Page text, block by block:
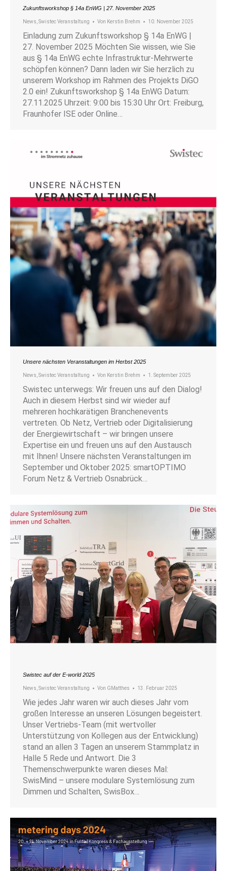
Zukunftsworkshop § 14a EnWG | 27. November 2025
News Swistec Veranstaltung Von Kerstin Brehm 10. November 2025
Einladung zum Zukunftsworkshop § 14a EnWG |
27. November 2025 Möchten Sie wissen, wie Sie
aus § 14a EnWG echte Infrastruktur-Mehrwerte
schöpfen können? Dann laden wir Sie herzlich zu
unserem Workshop im Rahmen des Projekts DiGO
2.0 ein! Zukunftsworkshop § 14a EnWG Datum:
27.11.2025 Uhrzeit: 9:00 bis 15:30 Uhr Ort: Freiburg,
Fraunhofer ISE oder Online…
Unsere nächsten Veranstaltungen im Herbst 2025
News Swistec Veranstaltung Von Kerstin Brehm 1. September 2025
Swistec unterwegs: Wir freuen uns auf den Dialog!
Auch in diesem Herbst sind wir wieder auf
mehreren hochkarätigen Branchenevents
vertreten. Ob Netz, Vertrieb oder Digitalisierung
der Energiewirtschaft – wir bringen unsere
Expertise ein und freuen uns auf den Austausch
mit Ihnen! Unsere nächsten Veranstaltungen im
September und Oktober 2025: smartOPTIMO
Forum Netz & Vertrieb Osnabrück…
Swistec auf der E-world 2025
News,Swistec Veranstaltung Von GMatthes 13. Februar 2025
Wie jedes Jahr waren wir auch dieses Jahr vom
großen Interesse an unseren Lösungen begeistert.
Unser Vertriebs-Team (mit wertvoller
Unterstützung von Kollegen aus der Entwicklung)
stand an allen 3 Tagen an unserem Stammplatz in
Halle 5 Rede und Antwort. Die 3
Themenschwerpunkte waren dieses Mal:
SwisMind – unsere modulare Systemlösung zum
Dimmen und Schalten, SwisBox…